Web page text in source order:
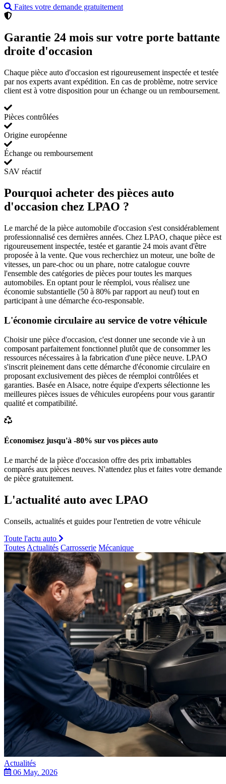
Faites votre demande gratuitement
Garantie 24 mois sur votre porte battante
droite d'occasion
Chaque pièce auto d'occasion est rigoureusement inspectée et testée
par nos experts avant expédition. En cas de problème, notre service
client est à votre disposition pour un échange ou un remboursement.
Pièces contrôlées
Origine européenne
Échange ou remboursement
SAV réactif
Pourquoi acheter des pièces auto
d'occasion chez LPAO ?
Le marché de la pièce automobile d'occasion s'est considérablement
professionnalisé ces dernières années. Chez LPAO, chaque pièce est
rigoureusement inspectée, testée et garantie 24 mois avant d'être
proposée à la vente. Que vous recherchiez un moteur, une boîte de
vitesses, un pare-choc ou un phare, notre catalogue couvre
l'ensemble des catégories de pièces pour toutes les marques
automobiles. En optant pour le réemploi, vous réalisez une
économie substantielle (50 à 80% par rapport au neuf) tout en
participant à une démarche éco-responsable.
L'économie circulaire au service de votre véhicule
Choisir une pièce d'occasion, c'est donner une seconde vie à un
composant parfaitement fonctionnel plutôt que de consommer les
ressources nécessaires à la fabrication d'une pièce neuve. LPAO
s'inscrit pleinement dans cette démarche d'économie circulaire en
proposant exclusivement des pièces de réemploi contrôlées et
garanties. Basée en Alsace, notre équipe d'experts sélectionne les
meilleures pièces issues de véhicules européens pour vous garantir
qualité et compatibilité.
Économisez jusqu'à -80% sur vos pièces auto
Le marché de la pièce d'occasion offre des prix imbattables
comparés aux pièces neuves. N'attendez plus et faites votre demande
de pièce gratuitement.
L'actualité auto avec LPAO
Conseils, actualités et guides pour l'entretien de votre véhicule
Toute l'actu auto
Toutes Actualités Carrosserie Mécanique
Actualités
06 May. 2026